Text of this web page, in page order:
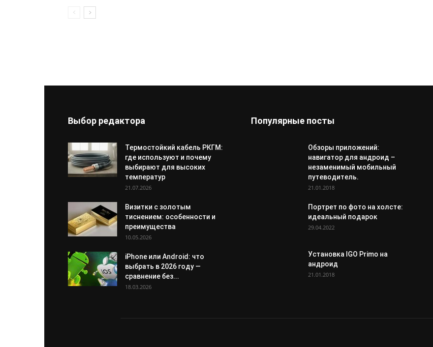
Выбор редактора
Термостойкий кабель РКГМ:
где используют и почему
выбирают для высоких
температур
21.07.2026
Визитки с золотым
тиснением: особенности и
преимущества
10.05.2026
iPhone или Android: что
выбрать в 2026 году —
сравнение без...
18.03.2026
Популярные посты
Обзоры приложений:
навигатор для андроид –
незаменимый мобильный
путеводитель.
21.01.2018
Портрет по фото на холсте:
идеальный подарок
29.04.2022
Установка IGO Primo на
андроид
21.01.2018